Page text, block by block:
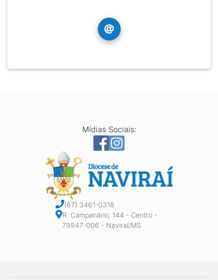
Mídias Sociais:
(67) 3461-0318
R. Campanário, 144 - Centro -
79947-006 - Naviraí/MS